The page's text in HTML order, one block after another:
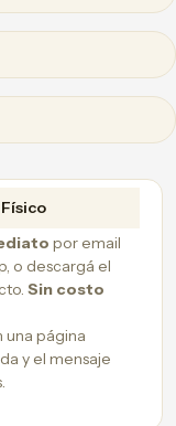
Físico
por email
o descargá el
Sin costo
una página
y el mensaje